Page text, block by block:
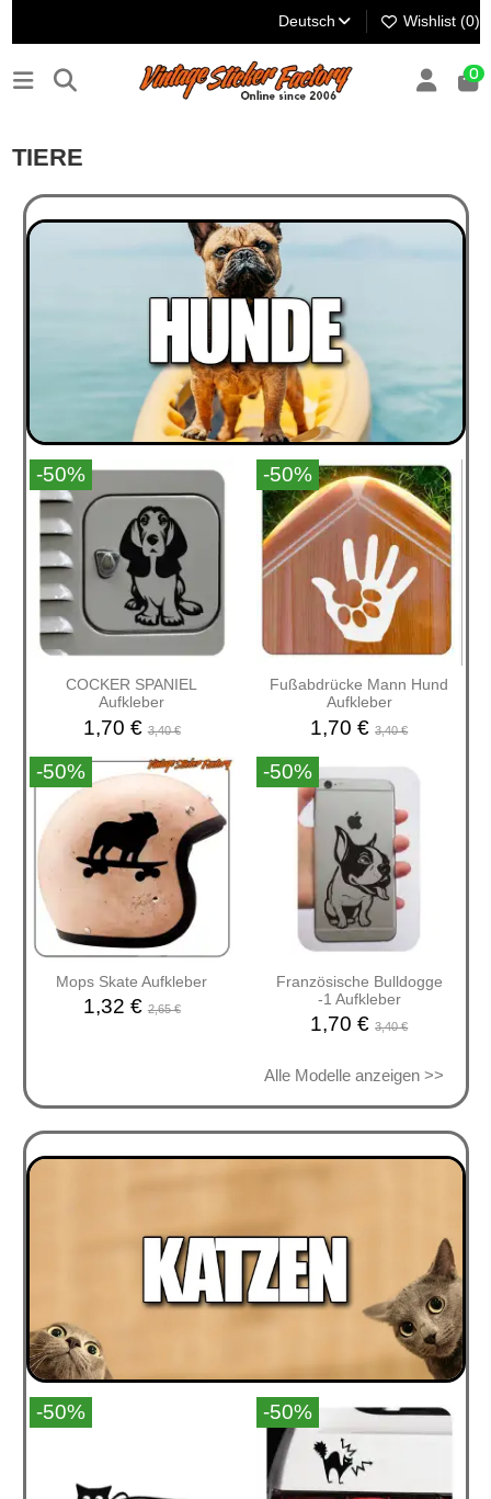
Deutsch Wishlist (0)
0
TIERE
-50%
COCKER SPANIEL
Aufkleber
1,70 €3,40 €
-50%
Fußabdrücke Mann Hund
Aufkleber
1,70 €3,40 €
-50%
Mops Skate Aufkleber
1,32 €2,65 €
-50%
Französische Bulldogge
-1 Aufkleber
1,70 €3,40 €
Alle Modelle anzeigen >>
-50% -50%